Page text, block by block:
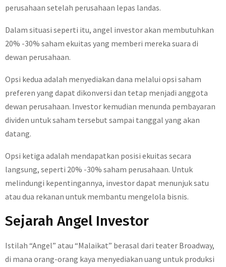
perusahaan setelah perusahaan lepas landas.
Dalam situasi seperti itu, angel investor akan membutuhkan
20% -30% saham ekuitas yang memberi mereka suara di
dewan perusahaan.
Opsi kedua adalah menyediakan dana melalui opsi saham
preferen yang dapat dikonversi dan tetap menjadi anggota
dewan perusahaan. Investor kemudian menunda pembayaran
dividen untuk saham tersebut sampai tanggal yang akan
datang.
Opsi ketiga adalah mendapatkan posisi ekuitas secara
langsung, seperti 20% -30% saham perusahaan. Untuk
melindungi kepentingannya, investor dapat menunjuk satu
atau dua rekanan untuk membantu mengelola bisnis.
Sejarah Angel Investor
Istilah “Angel” atau “Malaikat” berasal dari teater Broadway,
di mana orang-orang kaya menyediakan uang untuk produksi